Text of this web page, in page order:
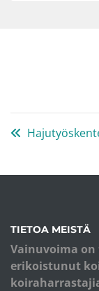
TIETOA MEISTÄ
Vainuvoima
erikoistunut